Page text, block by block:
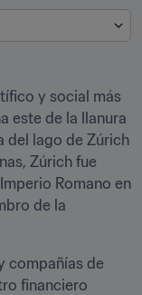
y social más
este de la llanura
del lago de Zúrich
Zúrich fue
Romano en
de la
compañías de
financiero